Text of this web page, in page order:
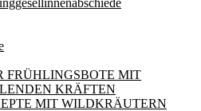
FRÜHLINGSBOTE MIT
KRÄFTEN
MIT WILDKRÄUTERN